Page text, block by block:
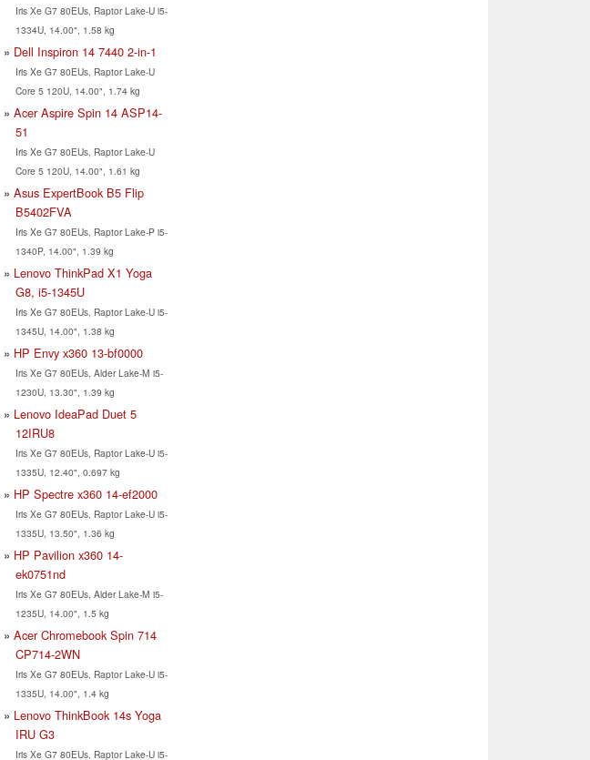
Iris Xe G7 80EUs, Raptor Lake-U i5-
1334U, 14.00", 1.58 kg
Dell Inspiron 14 7440 2-in-1
Iris Xe G7 80EUs, Raptor Lake-U
Core 5 120U, 14.00", 1.74 kg
Acer Aspire Spin 14 ASP14-
51
Iris Xe G7 80EUs, Raptor Lake-U
Core 5 120U, 14.00", 1.61 kg
Asus ExpertBook B5 Flip
B5402FVA
Iris Xe G7 80EUs, Raptor Lake-P i5-
1340P, 14.00", 1.39 kg
Lenovo ThinkPad X1 Yoga
G8, i5-1345U
Iris Xe G7 80EUs, Raptor Lake-U i5-
1345U, 14.00", 1.38 kg
HP Envy x360 13-bf0000
Iris Xe G7 80EUs, Alder Lake-M i5-
1230U, 13.30", 1.39 kg
Lenovo IdeaPad Duet 5
12IRU8
Iris Xe G7 80EUs, Raptor Lake-U i5-
1335U, 12.40", 0.697 kg
HP Spectre x360 14-ef2000
Iris Xe G7 80EUs, Raptor Lake-U i5-
1335U, 13.50", 1.36 kg
HP Pavilion x360 14-
ek0751nd
Iris Xe G7 80EUs, Alder Lake-M i5-
1235U, 14.00", 1.5 kg
Acer Chromebook Spin 714
CP714-2WN
Iris Xe G7 80EUs, Raptor Lake-U i5-
1335U, 14.00", 1.4 kg
Lenovo ThinkBook 14s Yoga
IRU G3
Iris Xe G7 80EUs, Raptor Lake-U i5-